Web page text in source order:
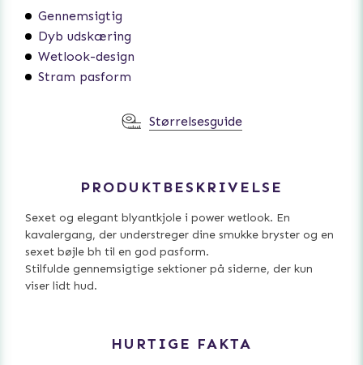
Gennemsigtig
Dyb udskæring
Wetlook-design
Stram pasform
Størrelsesguide
PRODUKTBESKRIVELSE
Sexet og elegant blyantkjole i power wetlook. En
kavalergang, der understreger dine smukke bryster og en
sexet bøjle bh til en god pasform.
Stilfulde gennemsigtige sektioner på siderne, der kun
viser lidt hud.
HURTIGE FAKTA